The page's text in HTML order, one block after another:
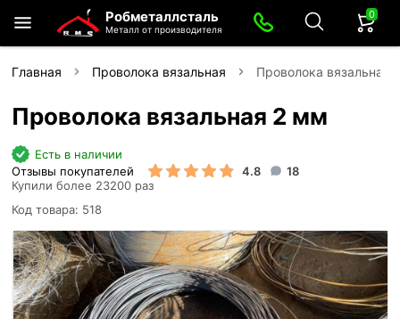
Робметаллсталь
Металл от производителя
0
Главная Проволока вязальная Проволока вязальная
Проволока вязальная 2 мм
Есть в наличии
Отзывы покупателей
4.8
18
Купили более 23200 раз
Код товара: 518